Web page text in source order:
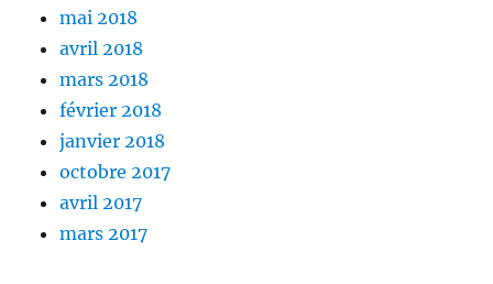
mai 2018
avril 2018
mars 2018
février 2018
janvier 2018
octobre 2017
avril 2017
mars 2017